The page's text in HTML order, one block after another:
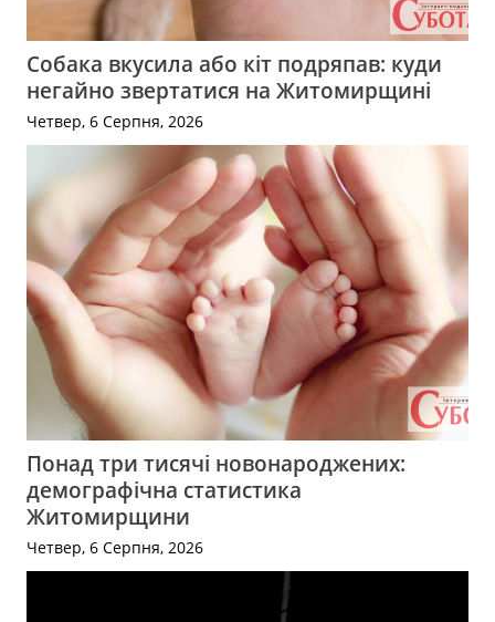
Собака вкусила або кіт подряпав: куди
негайно звертатися на Житомирщині
Четвер, 6 Серпня, 2026
Понад три тисячі новонароджених:
демографічна статистика
Житомирщини
Четвер, 6 Серпня, 2026